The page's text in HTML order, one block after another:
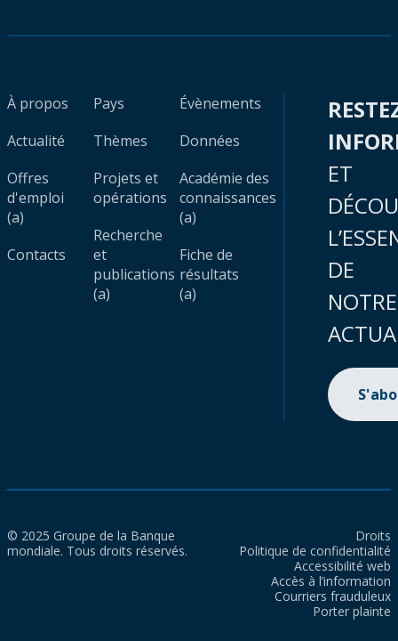
À propos
Actualité
Offres
d'emploi
(a)
Contacts
Pays
Thèmes
Projets et
opérations
Recherche
et
publications
(a)
Évènements
Données
Académie des
connaissances
(a)
Fiche de
résultats
(a)
ET
DE
NOTRE
© 2025 Groupe de la Banque
mondiale. Tous droits réservés.
Droits
Politique de confidentialité
Accessibilité web
Accès à l’information
Courriers frauduleux
Porter plainte